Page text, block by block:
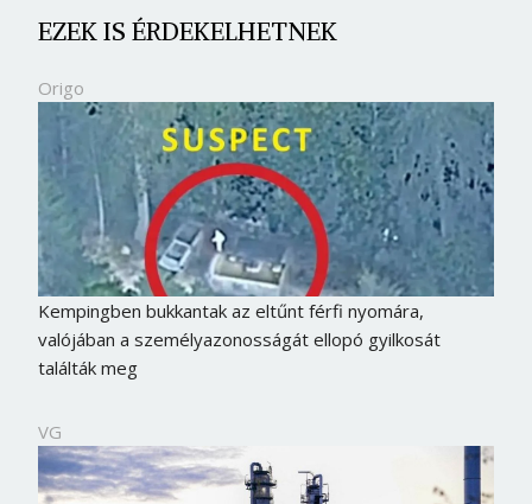
EZEK IS ÉRDEKELHETNEK
Origo
Kempingben bukkantak az eltűnt férfi nyomára,
valójában a személyazonosságát ellopó gyilkosát
találták meg
VG